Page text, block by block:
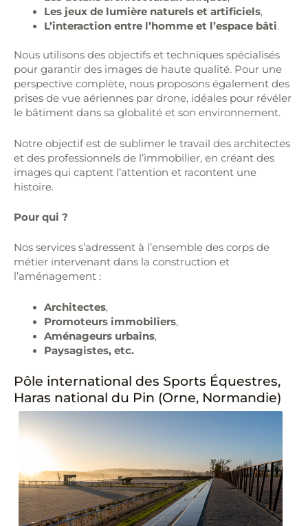
Les jeux de lumière naturels et artificiels,
L’interaction entre l’homme et l’espace bâti.
Nous utilisons des objectifs et techniques spécialisés
pour garantir des images de haute qualité. Pour une
perspective complète, nous proposons également des
prises de vue aériennes par drone, idéales pour révéler
le bâtiment dans sa globalité et son environnement.
Notre objectif est de sublimer le travail des architectes
et des professionnels de l’immobilier, en créant des
images qui captent l’attention et racontent une
histoire.
Pour qui ?
Nos services s’adressent à l’ensemble des corps de
métier intervenant dans la construction et
l’aménagement :
Architectes,
Promoteurs immobiliers,
Aménageurs urbains,
Paysagistes, etc.
Pôle international des Sports Équestres,
Haras national du Pin (Orne, Normandie)